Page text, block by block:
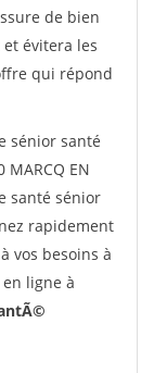
de bien
évitera les
qui répond
sénior santé
EN
santé sénior
rapidement
vos besoins à
ligne à